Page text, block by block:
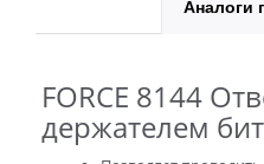
Аналоги
FORCE 8144
держателем